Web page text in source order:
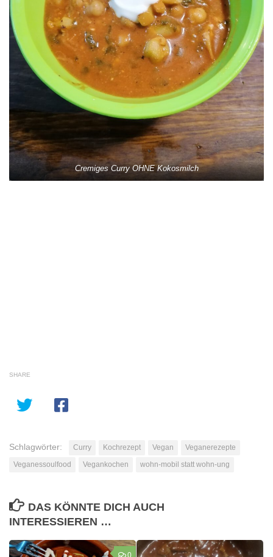
Cremiges Curry OHNE Kokosmilch
SHARE
Schlagwörter: Curry Kochrezept Vegan
Veganerezepte
Veganessoulfood
Vegankochen wohn-mobil statt wohn-ung
DAS KÖNNTE DICH AUCH
INTERESSIEREN …